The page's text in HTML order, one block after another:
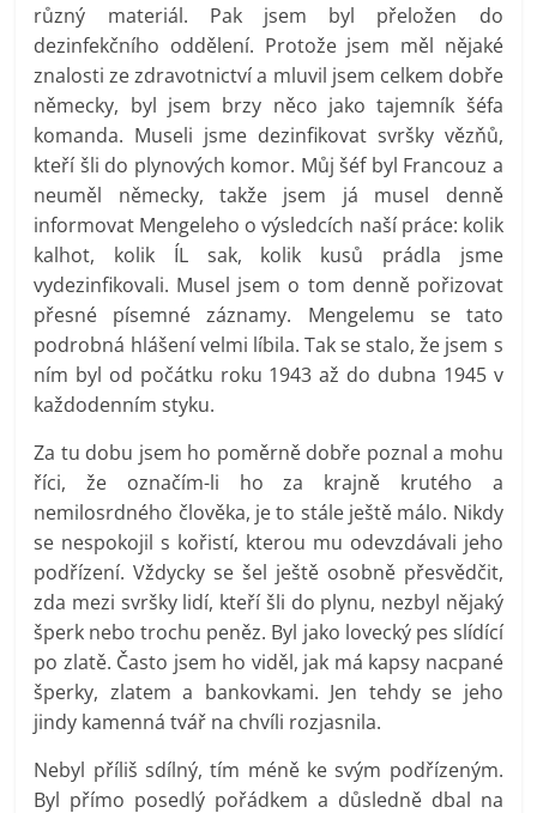
různý materiál. Pak jsem byl přeložen do
dezinfekčního oddělení. Protože jsem měl nějaké
znalosti ze zdravotnictví a mluvil jsem celkem dobře
německy, byl jsem brzy něco jako tajemník šéfa
komanda. Museli jsme dezinfikovat svršky vězňů,
kteří šli do plynových komor. Můj šéf byl Francouz a
neuměl německy, takže jsem já musel denně
informovat Mengeleho o výsledcích naší práce: kolik
kalhot, kolik ÍL sak, kolik kusů prádla jsme
vydezinfikovali. Musel jsem o tom denně pořizovat
přesné písemné záznamy. Mengelemu se tato
podrobná hlášení velmi líbila. Tak se stalo, že jsem s
ním byl od počátku roku 1943 až do dubna 1945 v
každodenním styku.
Za tu dobu jsem ho poměrně dobře poznal a mohu
říci, že označím-li ho za krajně krutého a
nemilosrdného člověka, je to stále ještě málo. Nikdy
se nespokojil s kořistí, kterou mu odevzdávali jeho
podřízení. Vždycky se šel ještě osobně přesvědčit,
zda mezi svršky lidí, kteří šli do plynu, nezbyl nějaký
šperk nebo trochu peněz. Byl jako lovecký pes slídící
po zlatě. Často jsem ho viděl, jak má kapsy nacpané
šperky, zlatem a bankovkami. Jen tehdy se jeho
jindy kamenná tvář na chvíli rozjasnila.
Nebyl příliš sdílný, tím méně ke svým podřízeným.
Byl přímo posedlý pořádkem a důsledně dbal na